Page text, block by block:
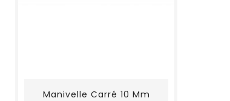
Manivelle Carré 10 Mm